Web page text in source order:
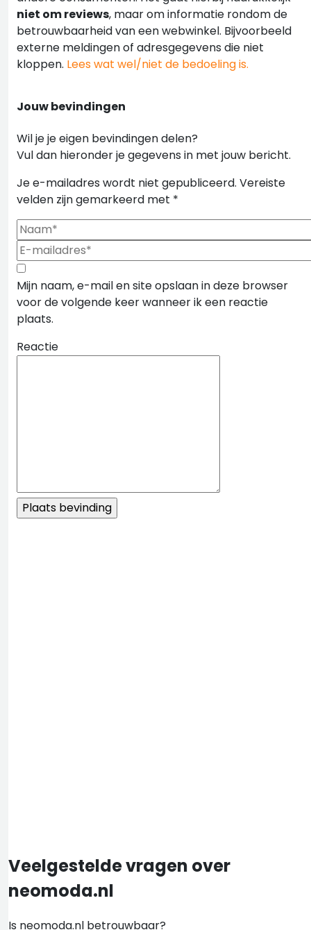
niet om reviews, maar om informatie rondom de
betrouwbaarheid van een webwinkel. Bijvoorbeeld
externe meldingen of adresgegevens die niet
kloppen. Lees wat wel/niet de bedoeling is.
Jouw bevindingen
Wil je je eigen bevindingen delen?
Vul dan hieronder je gegevens in met jouw bericht.
Je e-mailadres wordt niet gepubliceerd. Vereiste
velden zijn gemarkeerd met *
Mijn naam, e-mail en site opslaan in deze browser
voor de volgende keer wanneer ik een reactie
plaats.
Reactie
Veelgestelde vragen over
neomoda.nl
Is neomoda.nl betrouwbaar?